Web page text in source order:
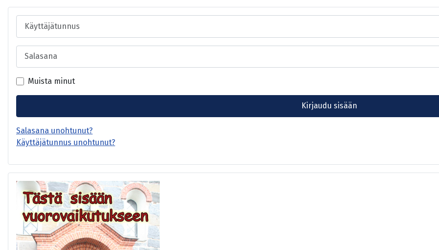
Käyttäjätunnus
Salasana
Muista minut
Kirjaudu sisään
Salasana unohtunut?
Käyttäjätunnus unohtunut?